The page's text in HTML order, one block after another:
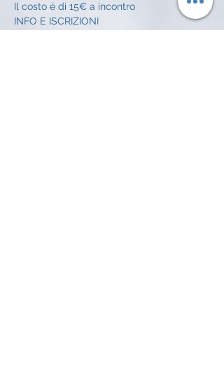
Il costo é di 15€ a incontro
INFO E ISCRIZIONI